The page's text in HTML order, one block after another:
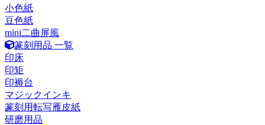
小色紙
豆色紙
mini二曲屏風
篆刻用品 一覧
印床
印矩
印褥台
マジックインキ
篆刻用転写雁皮紙
研磨用品